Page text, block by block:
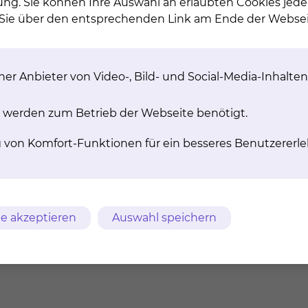
ist eine Form
Nähe des zu
mit Hilfe von
platziert wird.
Be­strah­lung
aufwendige
der Strahlentherapie.
mehr
über den entsprechenden Link am Ende der
Anbieter von Video-, Bild- und Social-Media-
werden zum Betrieb der Webseite benötigt.
Komfort-Funktionen für ein besseres
akzeptieren Auswahl speichern